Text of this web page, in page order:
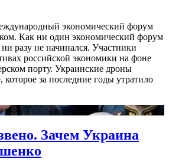
экономический форум
Как ни один экономический форум
разу не начинался. Участники
российской экономики на фоне
порту. Украинские дроны
за последние годы утратило
Зачем Украина